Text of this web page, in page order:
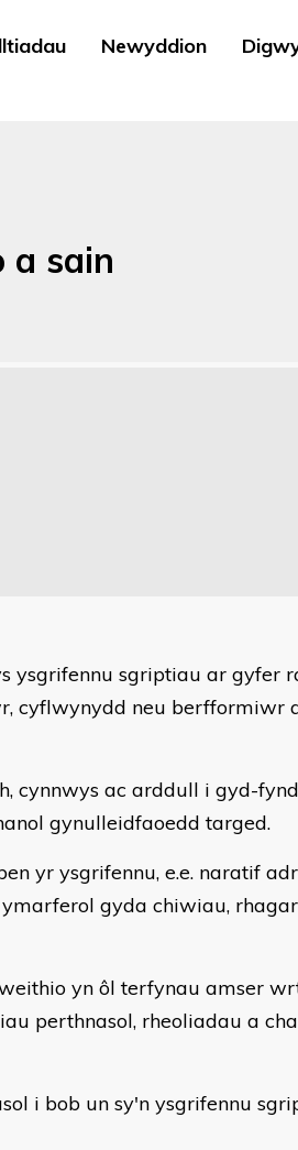
Newyddion
a sain
ysgrifennu sgriptiau ar gyfer
cyflwynydd neu berfformiwr
cynnwys ac arddull i gyd-
gynulleidfaoedd targed.
yr ysgrifennu, e.e. naratif
gyda chiwiau,
yn ôl terfynau amser
perthnasol, rheoliadau a
i bob un sy'n ysgrifennu